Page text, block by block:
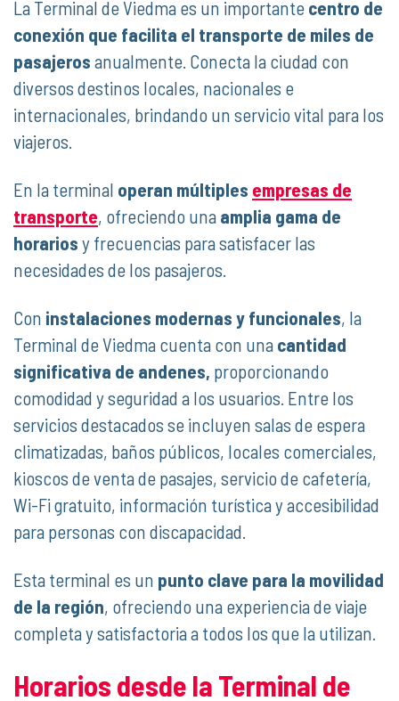
La Terminal de Viedma es un importante centro de
conexión que facilita el transporte de miles de
pasajeros anualmente. Conecta la ciudad con
diversos destinos locales, nacionales e
internacionales, brindando un servicio vital para los
viajeros.
En la terminal operan múltiples empresas de
transporte, ofreciendo una amplia gama de
horarios y frecuencias para satisfacer las
necesidades de los pasajeros.
Con instalaciones modernas y funcionales, la
Terminal de Viedma cuenta con una cantidad
significativa de andenes, proporcionando
comodidad y seguridad a los usuarios. Entre los
servicios destacados se incluyen salas de espera
climatizadas, baños públicos, locales comerciales,
kioscos de venta de pasajes, servicio de cafetería,
Wi-Fi gratuito, información turística y accesibilidad
para personas con discapacidad.
Esta terminal es un punto clave para la movilidad
de la región, ofreciendo una experiencia de viaje
completa y satisfactoria a todos los que la utilizan.
Horarios desde la Terminal de